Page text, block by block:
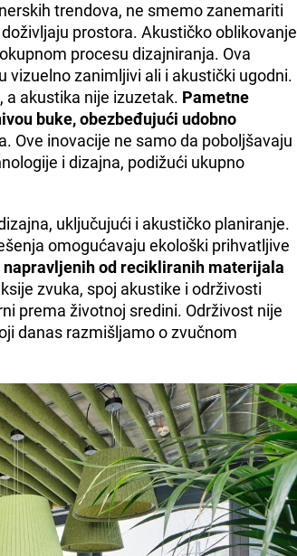
trendova, ne smemo zanemariti
prostora. Akustičko oblikovanje
procesu dizajniranja. Ova
vizuelno zanimljivi ali i akustički ugodni.
a akustika nije izuzetak. Pametne
buke, obezbeđujući udobno
Ove inovacije ne samo da poboljšavaju
i dizajna, podižući ukupno
uključujući i akustičko planiranje.
omogućavaju ekološki prihvatljive
napravljenih od recikliranih materijala
zvuka, spoj akustike i održivosti
prema životnoj sredini. Održivost nije
danas razmišljamo o zvučnom